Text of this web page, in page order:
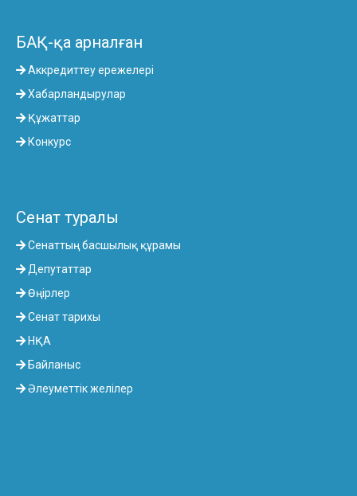
БАҚ-қа арналған
Аккредиттеу ережелері
Хабарландырулар
Құжаттар
Конкурс
Сенат туралы
Сенаттың басшылық құрамы
Депутаттар
Өңірлер
Сенат тарихы
НҚА
Байланыс
Әлеуметтік желілер